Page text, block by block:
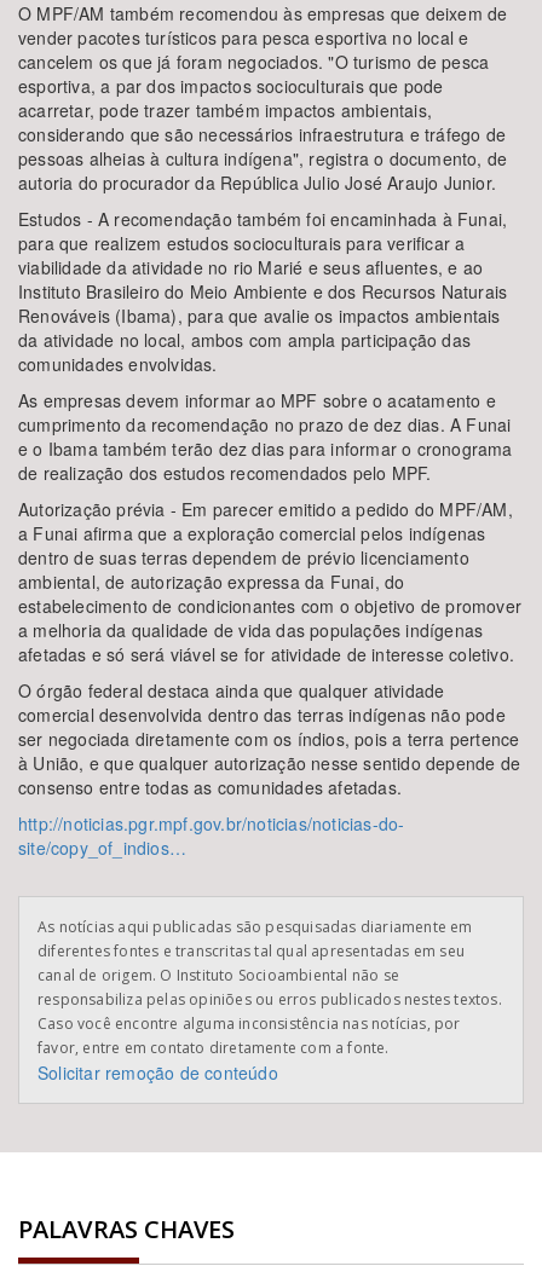
O MPF/AM também recomendou às empresas que deixem de
vender pacotes turísticos para pesca esportiva no local e
cancelem os que já foram negociados. "O turismo de pesca
esportiva, a par dos impactos socioculturais que pode
acarretar, pode trazer também impactos ambientais,
considerando que são necessários infraestrutura e tráfego de
pessoas alheias à cultura indígena", registra o documento, de
autoria do procurador da República Julio José Araujo Junior.
Estudos - A recomendação também foi encaminhada à Funai,
para que realizem estudos socioculturais para verificar a
viabilidade da atividade no rio Marié e seus afluentes, e ao
Instituto Brasileiro do Meio Ambiente e dos Recursos Naturais
Renováveis (Ibama), para que avalie os impactos ambientais
da atividade no local, ambos com ampla participação das
comunidades envolvidas.
As empresas devem informar ao MPF sobre o acatamento e
cumprimento da recomendação no prazo de dez dias. A Funai
e o Ibama também terão dez dias para informar o cronograma
de realização dos estudos recomendados pelo MPF.
Autorização prévia - Em parecer emitido a pedido do MPF/AM,
a Funai afirma que a exploração comercial pelos indígenas
dentro de suas terras dependem de prévio licenciamento
ambiental, de autorização expressa da Funai, do
estabelecimento de condicionantes com o objetivo de promover
a melhoria da qualidade de vida das populações indígenas
afetadas e só será viável se for atividade de interesse coletivo.
O órgão federal destaca ainda que qualquer atividade
comercial desenvolvida dentro das terras indígenas não pode
ser negociada diretamente com os índios, pois a terra pertence
à União, e que qualquer autorização nesse sentido depende de
consenso entre todas as comunidades afetadas.
http://noticias.pgr.mpf.gov.br/noticias/noticias-do-
site/copy_of_indios…
As notícias aqui publicadas são pesquisadas diariamente em
diferentes fontes e transcritas tal qual apresentadas em seu
canal de origem. O Instituto Socioambiental não se
responsabiliza pelas opiniões ou erros publicados nestes textos.
Caso você encontre alguma inconsistência nas notícias, por
favor, entre em contato diretamente com a fonte.
Solicitar remoção de conteúdo
PALAVRAS CHAVES